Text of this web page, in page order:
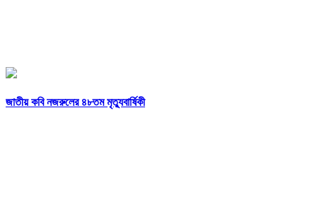
জাতীয় কবি নজরুলের ৪৮তম মৃত্যুবার্ষিকী